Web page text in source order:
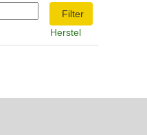
Herstel